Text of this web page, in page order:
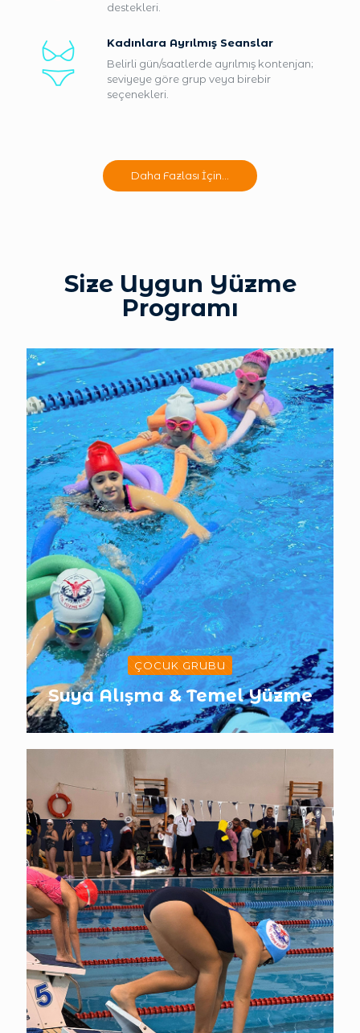
destekleri.
Kadınlara Ayrılmış Seanslar
Belirli gün/saatlerde ayrılmış kontenjan;
seviyeye göre grup veya birebir
seçenekleri.
Daha Fazlası İçin...
Size Uygun Yüzme
Programı
ÇOCUK GRUBU
Suya Alışma & Temel Yüzme